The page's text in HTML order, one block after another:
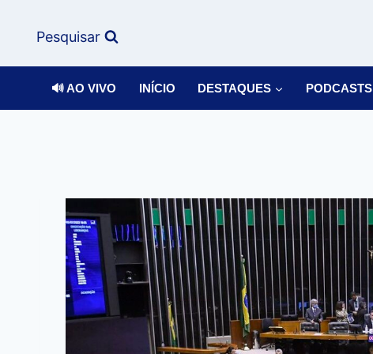
Pesquisar
🔊 AO VIVO INÍCIO DESTAQUES PODCASTS